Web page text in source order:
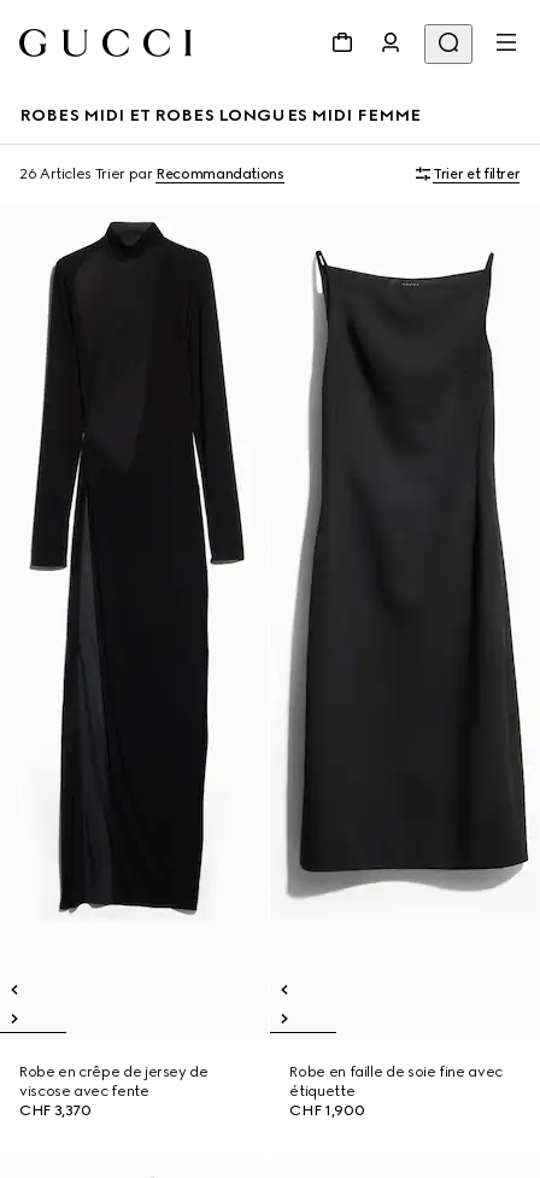
ROBES MIDI ET ROBES LONGUES MIDI FEMME
26 Articles Trier par Recommandations Trier et filtrer
Robe en crêpe de jersey de
viscose avec fente
CHF 3,370
Robe en faille de soie fine avec
étiquette
CHF 1,900